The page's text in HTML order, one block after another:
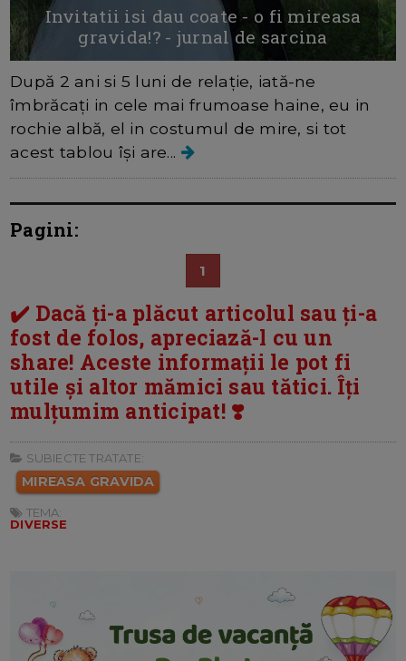
Invitatii isi dau coate - o fi mireasa
gravida!? - jurnal de sarcina
După 2 ani si 5 luni de relație, iată-ne
îmbrăcați in cele mai frumoase haine, eu in
rochie albă, el in costumul de mire, si tot
acest tablou își are...
Pagini:
1
✔️ Dacă ți-a plăcut articolul sau ți-a
fost de folos, apreciază-l cu un
share! Aceste informații le pot fi
utile și altor mămici sau tătici. Îți
mulțumim anticipat! ❣️
SUBIECTE TRATATE:
MIREASA GRAVIDA
TEMA:
DIVERSE